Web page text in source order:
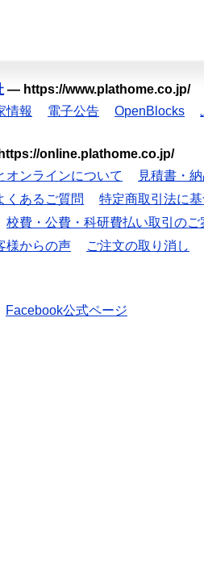
— https://www.plathome.co.jp/
情報 電子公告 OpenBlocks
https://online.plathome.co.jp/
オンラインについて
見積書・
くあるご質問
特定商取引法に
校費・公費・科研費払い取引のご
様からの声 ご注文の取り消し
Facebook公式ページ